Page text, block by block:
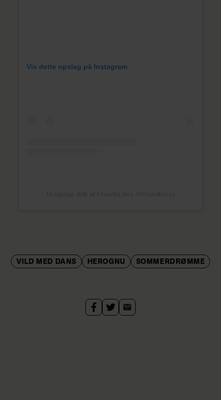
Vis dette opslag på Instagram
VILD MED DANS HEROGNU SOMMERDRØMME